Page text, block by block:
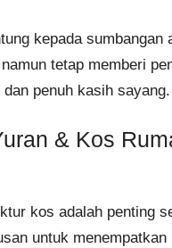
kepada sumbangan
tetap memberi
penuh kasih sayang.
& Kos
kos adalah penting
untuk menempatkan